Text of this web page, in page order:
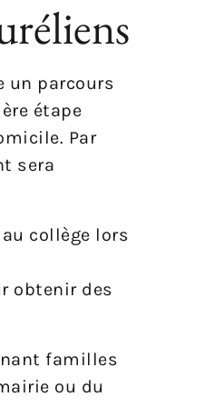
un parcours
étape
Par
sera
collège lors
obtenir des
familles
ou du